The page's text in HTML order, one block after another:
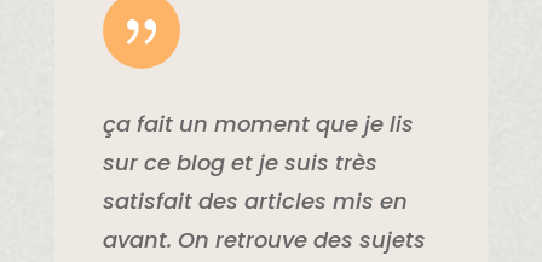
{
ça fait un moment que je lis
sur ce blog et je suis très
satisfait des articles mis en
avant. On retrouve des sujets